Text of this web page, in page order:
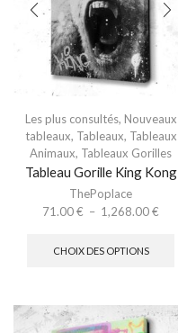
Les plus consultés, Nouveaux
tableaux, Tableaux, Tableaux
Animaux, Tableaux Gorilles
Tableau Gorille King Kong
ThePoplace
71.00€ – 1,268.00€
CHOIX DES OPTIONS